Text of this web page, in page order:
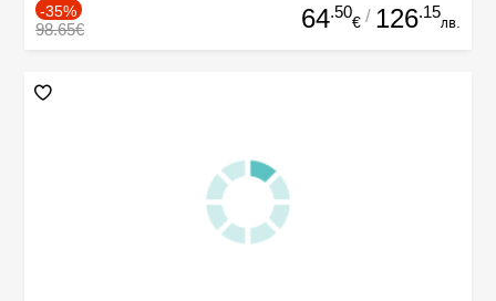
-35%
98.65€ 64.50
€ / 126.15
лв.